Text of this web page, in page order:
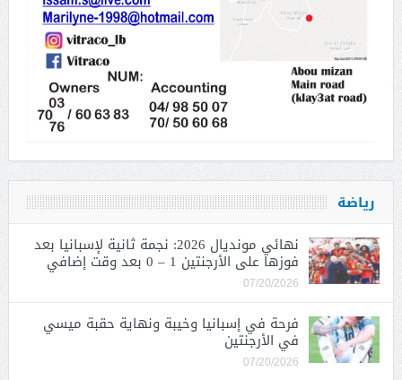
رياضة
نهائي مونديال 2026: نجمة ثانية لإسبانيا بعد
فوزها على الأرجنتين 1 – 0 بعد وقت إضافي
07/20/2026
فرحة في إسبانيا وخيبة ونهاية حقبة ميسي
في الأرجنتين
07/20/2026